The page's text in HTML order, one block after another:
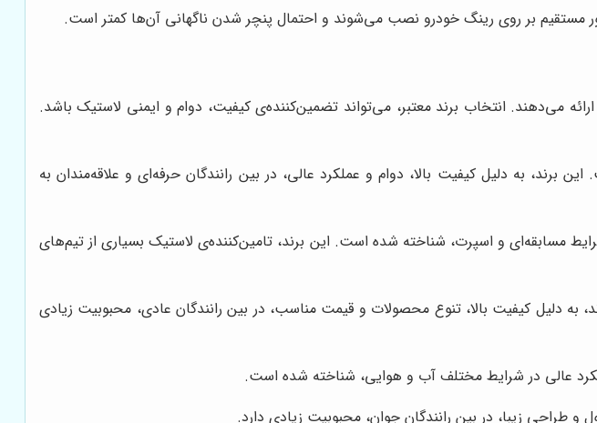
مستقیم بر روی رینگ خودرو نصب می‌شوند و احتمال پنچر شدن ناگهانی آن‌ها کمتر است.
می‌دهند. انتخاب برند معتبر، می‌تواند تضمین‌کننده‌ی کیفیت، دوام و ایمنی لاستیک باشد.
به دلیل کیفیت بالا، دوام و عملکرد عالی، در بین رانندگان حرفه‌ای و علاقه‌مندان به
مسابقه‌ای و اسپرت، شناخته شده است. این برند، تامین‌کننده‌ی لاستیک بسیاری از تیم‌های
به دلیل کیفیت بالا، تنوع محصولات و قیمت مناسب، در بین رانندگان عادی، محبوبیت زیادی
عالی در شرایط مختلف آب و هوایی، شناخته شده است.
زیبا، در بین رانندگان جوان، محبوبیت زیادی دارد.